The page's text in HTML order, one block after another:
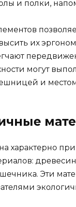
и полки,
их
могут
и
характерно
Эти